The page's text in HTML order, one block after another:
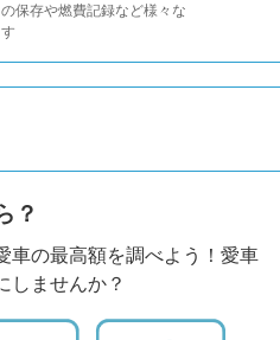
保存や燃費記録など様々な
？
車の最高額を調べよう！愛車
しませんか？